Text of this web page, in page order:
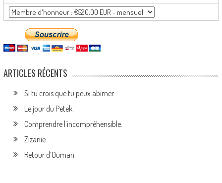
ARTICLES RÉCENTS
Si tu crois que tu peux abimer…
Le jour du Petek.
Comprendre l’incompréhensible.
Zizanie.
Retour d’Ouman.